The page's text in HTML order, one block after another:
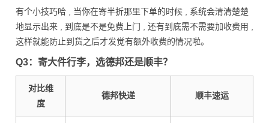
有个小技巧哈 , 当你在寄半折那里下单的时候 , 系统会清清楚楚
地显示出来 , 到底是不是免费上门 , 还有到底需不需要加收费用 ,
这样就能防止到货之后才发觉有额外收费的情况啦。
Q3：寄大件行李，选德邦还是顺丰？
对比维
度
德邦快递 顺丰速运